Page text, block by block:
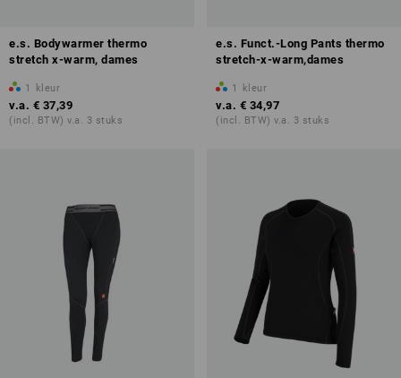
e.s. Bodywarmer thermo
stretch x-warm, dames
1 kleur
v.a. € 37,39
(incl. BTW) v.a. 3 stuks
e.s. Funct.-Long Pants thermo
stretch-x-warm,dames
1 kleur
v.a. € 34,97
(incl. BTW) v.a. 3 stuks